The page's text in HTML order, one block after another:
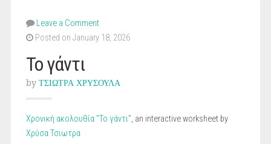
Leave a Comment
Posted on January 18, 2026
Το γάντι
by ΤΣΙΩΤΡΑ ΧΡΥΣΟΥΛΑ
Χρονική ακολουθία "Το γάντι", an interactive worksheet by
Χρύσα Τσιωτρα